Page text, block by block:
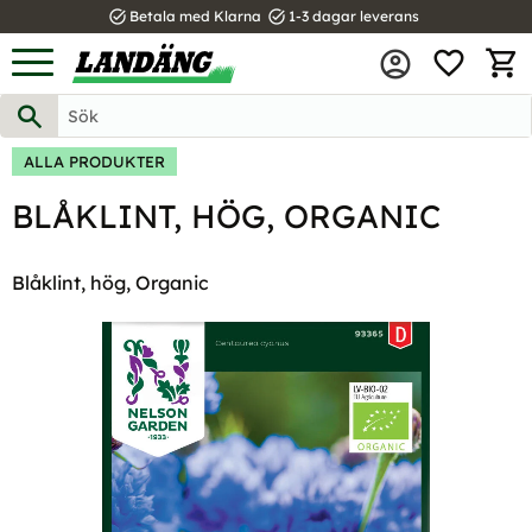
Meny
task_alt Betala med Klarna task_alt 1-3 dagar leverans
ALLA PRODUKTER
BLÅKLINT, HÖG, ORGANIC
Blåklint, hög, Organic